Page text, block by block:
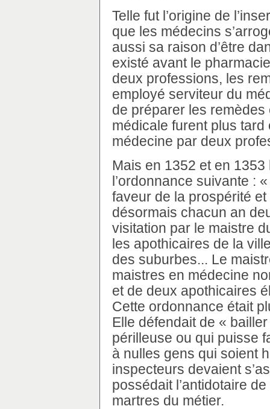
Telle fut l’origine de
que les médecins
aussi sa raison d’être
existé avant le
deux professions, les
employé serviteur du
de préparer les
médicale furent plus
médecine par deux
Mais en 1352 et en
l’ordonnance suivante :
faveur de la prospérité
désormais chacun an
visitation par le maistre
les apothicaires de la
des suburbes... Le
maistres en médecine
et de deux apothicaires
Cette ordonnance était
Elle défendait de «
périlleuse ou qui puisse
à nulles gens qui soient
inspecteurs devaient
possédait l’antidotaire
martres du métier.